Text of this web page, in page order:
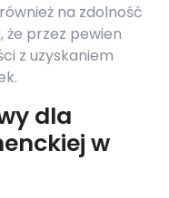
na zdolność
przez pewien
z uzyskaniem
dla
w